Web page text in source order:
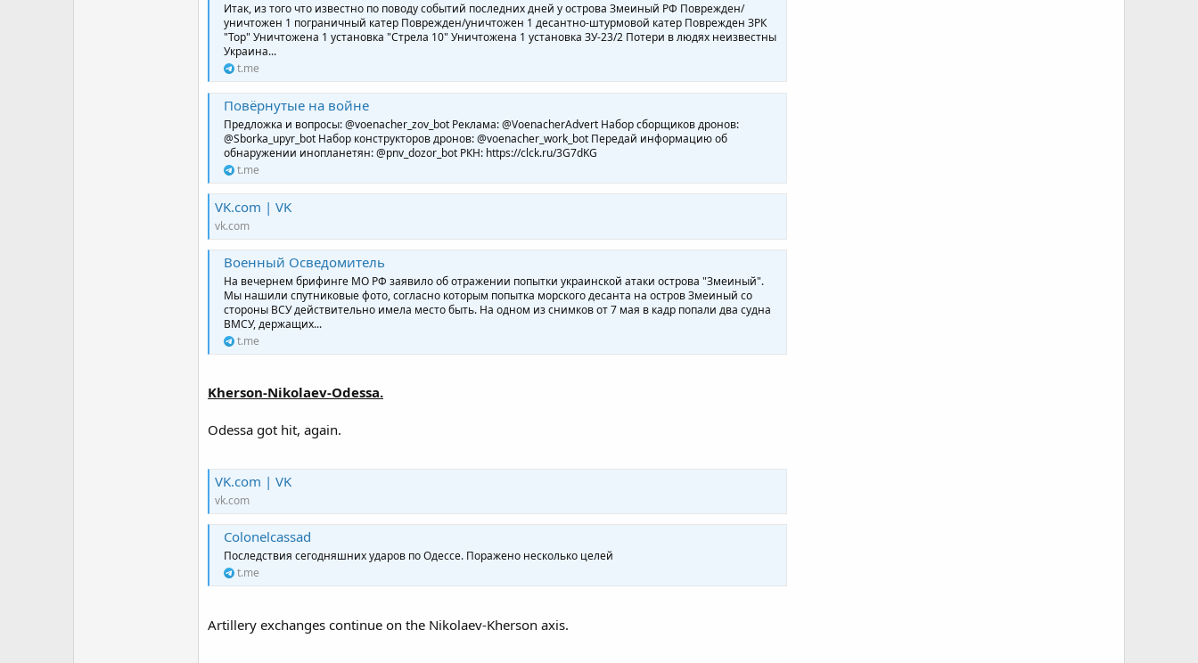
Итак, из того что известно по поводу событий последних дней у острова Змеиный РФ Поврежден/
уничтожен 1 пограничный катер Поврежден/уничтожен 1 десантно-штурмовой катер Поврежден ЗРК
"Тор" Уничтожена 1 установка "Стрела 10" Уничтожена 1 установка ЗУ-23/2 Потери в людях неизвестны
Украина...
t.me
Повёрнутые на войне
Предложка и вопросы: @voenacher_zov_bot Реклама: @VoenacherAdvert Набор сборщиков дронов:
@Sborka_upyr_bot Набор конструкторов дронов: @voenacher_work_bot Передай информацию об
обнаружении инопланетян: @pnv_dozor_bot РКН: https://clck.ru/3G7dKG
t.me
VK.com | VK
vk.com
Военный Осведомитель
На вечернем брифинге МО РФ заявило об отражении попытки украинской атаки острова "Змеиный".
Мы нашили спутниковые фото, согласно которым попытка морского десанта на остров Змеиный со
стороны ВСУ действительно имела место быть. На одном из снимков от 7 мая в кадр попали два судна
ВМСУ, держащих...
t.me
Kherson-Nikolaev-Odessa.
Odessa got hit, again.
VK.com | VK
vk.com
Colonelcassad
Последствия сегодняшних ударов по Одессе. Поражено несколько целей
t.me
Artillery exchanges continue on the Nikolaev-Kherson axis.